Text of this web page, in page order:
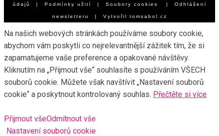
údajů | Podmínky užití | Soubory cookies | Odhlášení
newsletteru | Vytvořil tomsabol.cz
Na našich webových stránkách používáme soubory cookie,
abychom vám poskytli co nejrelevantnější zážitek tím, že si
zapamatujeme vaše preference a opakované návštěvy.
Kliknutím na „Přijmout vše“ souhlasíte s používáním VŠECH
souborů cookie. Můžete však navštívit „Nastavení souborů
cookie“ a poskytnout kontrolovaný souhlas. Přečtěte si více
Přijmout všeOdmítnout vše
Nastavení souborů cookie